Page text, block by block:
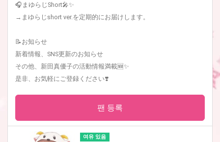
🎧まゆらじShort🎤✨
→まゆらじshort ver.を定期的にお届けします。
📝お知らせ
新着情報、SNS更新のお知らせ
その他、新田真優子の活動情報満載🆕✨
是非、お気軽にご登録ください❣️
팬 등록
여유 있음